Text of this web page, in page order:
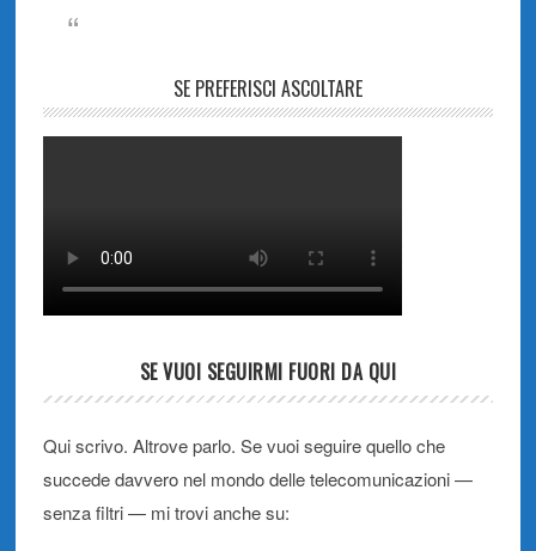
SE PREFERISCI ASCOLTARE
SE VUOI SEGUIRMI FUORI DA QUI
Qui scrivo. Altrove parlo. Se vuoi seguire quello che
succede davvero nel mondo delle telecomunicazioni —
senza filtri — mi trovi anche su: